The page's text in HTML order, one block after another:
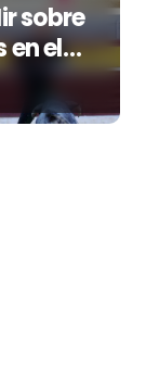
sobre
en el